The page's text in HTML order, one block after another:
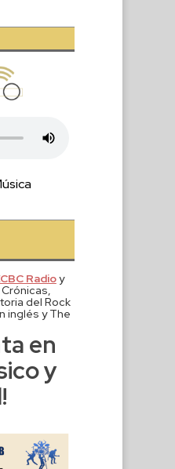
Radioy
del Rock
inglés y The
en
y